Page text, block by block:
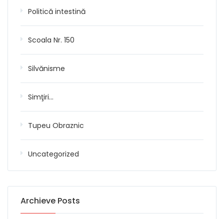
Politică intestină
Scoala Nr. 150
Silvănisme
Simţiri…
Tupeu Obraznic
Uncategorized
Archieve Posts